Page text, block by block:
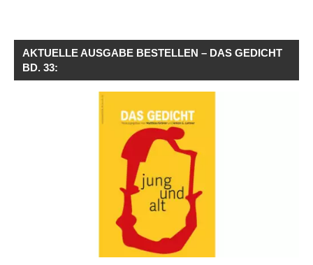
AKTUELLE AUSGABE BESTELLEN – DAS GEDICHT
BD. 33: